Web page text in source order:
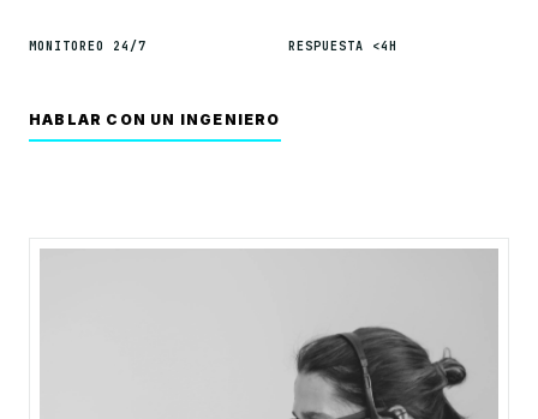
MONITOREO 24/7 RESPUESTA <4H
HABLAR CON UN INGENIERO